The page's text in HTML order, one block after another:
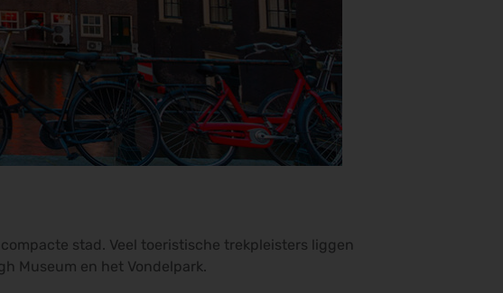
stad. Veel toeristische trekpleisters liggen
Museum en het Vondelpark.